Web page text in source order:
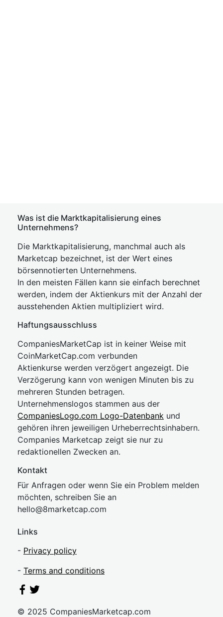
Was ist die Marktkapitalisierung eines
Unternehmens?
Die Marktkapitalisierung, manchmal auch als
Marketcap bezeichnet, ist der Wert eines
börsennotierten Unternehmens.
In den meisten Fällen kann sie einfach berechnet
werden, indem der Aktienkurs mit der Anzahl der
ausstehenden Aktien multipliziert wird.
Haftungsausschluss
CompaniesMarketCap ist in keiner Weise mit
CoinMarketCap.com verbunden
Aktienkurse werden verzögert angezeigt. Die
Verzögerung kann von wenigen Minuten bis zu
mehreren Stunden betragen.
Unternehmenslogos stammen aus der
CompaniesLogo.com Logo-Datenbank und
gehören ihren jeweiligen Urheberrechtsinhabern.
Companies Marketcap zeigt sie nur zu
redaktionellen Zwecken an.
Kontakt
Für Anfragen oder wenn Sie ein Problem melden
möchten, schreiben Sie an
hello@8marketcap.com
Links
- Privacy policy
- Terms and conditions
© 2025 CompaniesMarketcap.com